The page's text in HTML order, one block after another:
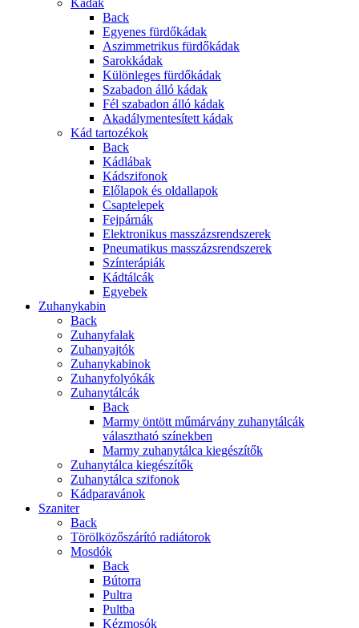
Kádak
Back
Egyenes fürdőkádak
Aszimmetrikus fürdőkádak
Sarokkádak
Különleges fürdőkádak
Szabadon álló kádak
Fél szabadon álló kádak
Akadálymentesített kádak
Kád tartozékok
Back
Kádlábak
Kádszifonok
Előlapok és oldallapok
Csaptelepek
Fejpárnák
Elektronikus masszázsrendszerek
Pneumatikus masszázsrendszerek
Színterápiák
Kádtálcák
Egyebek
Zuhanykabin
Back
Zuhanyfalak
Zuhanyajtók
Zuhanykabinok
Zuhanyfolyókák
Zuhanytálcák
Back
Marmy öntött műmárvány zuhanytálcák
választható színekben
Marmy zuhanytálca kiegészítők
Zuhanytálca kiegészítők
Zuhanytálca szifonok
Kádparavánok
Szaniter
Back
Törölközőszárító radiátorok
Mosdók
Back
Bútorra
Pultra
Pultba
Kézmosók